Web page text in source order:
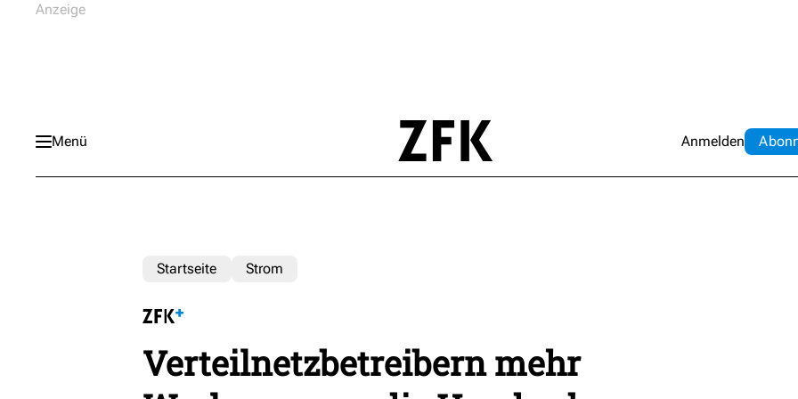
Menü Anmelden Abo
Startseite Strom
Verteilnetzbetreibern mehr